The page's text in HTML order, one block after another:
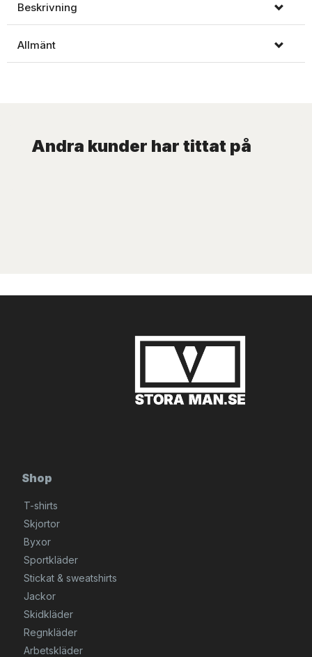
Beskrivning
Allmänt
Andra kunder har tittat på
Shop
T-shirts
Skjortor
Byxor
Sportkläder
Stickat & sweatshirts
Jackor
Skidkläder
Regnkläder
Arbetskläder